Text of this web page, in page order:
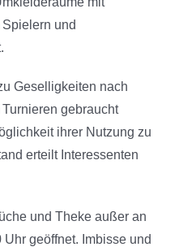
und
Geselligkeiten nach
gebraucht
ihrer Nutzung zu
erteilt Interessenten
und Theke außer an
geöffnet. Imbisse und